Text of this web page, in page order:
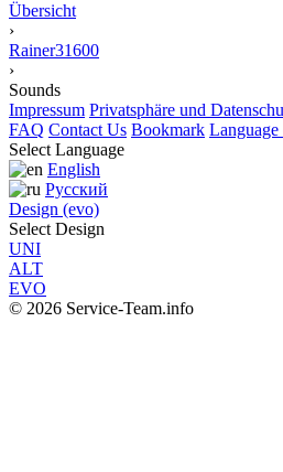
Übersicht
›
Rainer31600
›
Sounds
Impressum Privatsphäre und
FAQ Contact Us Bookmark Language
Select Language
English
Русский
Design (evo)
Select Design
UNI
ALT
EVO
© 2026 Service-Team.info